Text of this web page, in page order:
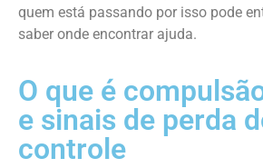
quem está passando por isso pode
saber onde encontrar ajuda.
O que é
e sinais de perda
controle